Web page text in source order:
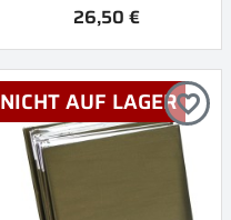
26,50 €
NICHT AUF LAGERfavorite_border